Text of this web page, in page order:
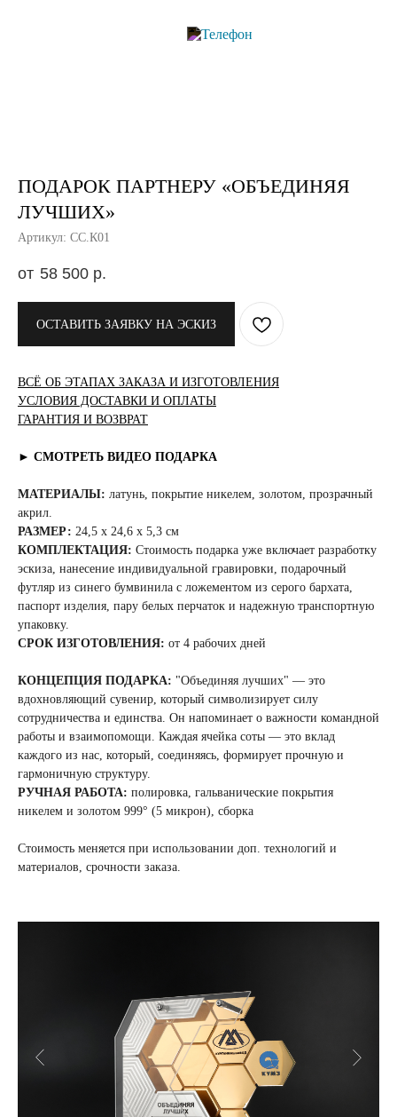
ПОДАРОК ПАРТНЕРУ «ОБЪЕДИНЯЯ
ЛУЧШИХ»
Артикул: СС.К01
58 500 р.
ОСТАВИТЬ ЗАЯВКУ НА ЭСКИЗ
ВСЁ ОБ ЭТАПАХ ЗАКАЗА И ИЗГОТОВЛЕНИЯ
УСЛОВИЯ ДОСТАВКИ И ОПЛАТЫ
ГАРАНТИЯ И ВОЗВРАТ
► СМОТРЕТЬ ВИДЕО ПОДАРКА
МАТЕРИАЛЫ: латунь, покрытие никелем, золотом, прозрачный
акрил.
РАЗМЕР: 24,5 x 24,6 x 5,3 см
КОМПЛЕКТАЦИЯ: Стоимость подарка уже включает разработку
эскиза, нанесение индивидуальной гравировки, подарочный
футляр из синего бумвинила с ложементом из серого бархата,
паспорт изделия, пару белых перчаток и надежную транспортную
упаковку.
СРОК ИЗГОТОВЛЕНИЯ: от 4 рабочих дней
КОНЦЕПЦИЯ ПОДАРКА: "Объединяя лучших" — это
вдохновляющий сувенир, который символизирует силу
сотрудничества и единства. Он напоминает о важности командной
работы и взаимопомощи. Каждая ячейка соты — это вклад
каждого из нас, который, соединяясь, формирует прочную и
гармоничную структуру.
РУЧНАЯ РАБОТА: полировка, гальванические покрытия
никелем и золотом 999° (5 микрон), сборка
Стоимость меняется при использовании доп. технологий и
материалов, срочности заказа.